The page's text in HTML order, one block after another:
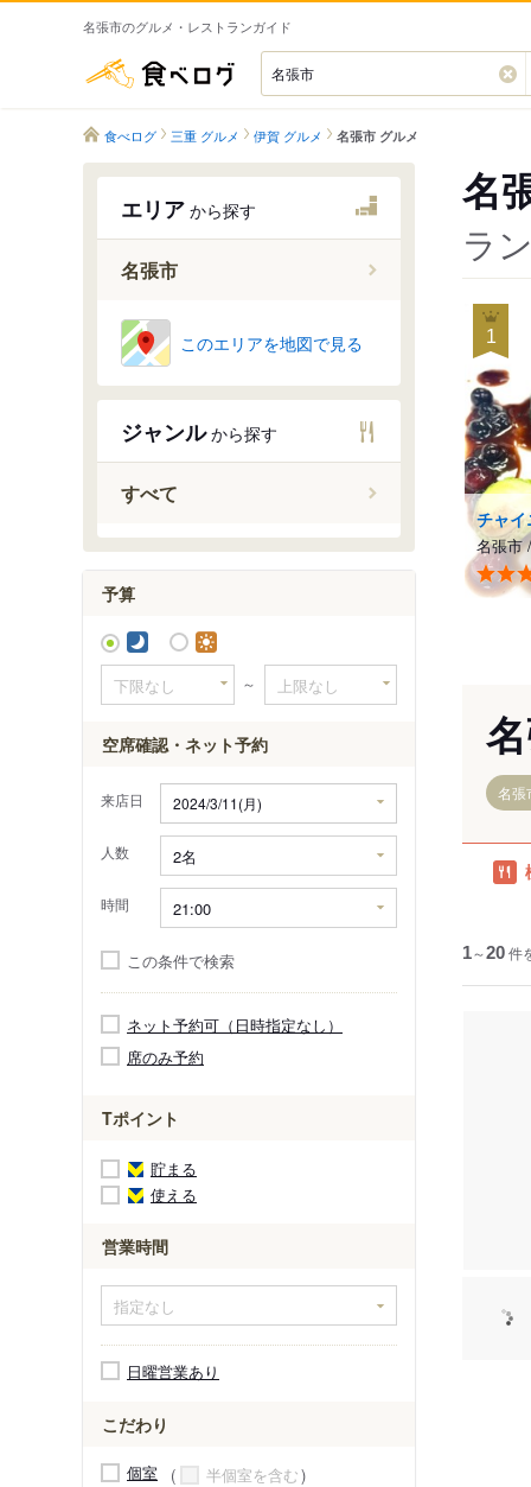
名張市のグルメ・レストランガイド
食べログ
食べログ 三重 グルメ 伊賀 グルメ 名張市 グルメ
エリア から探す
名張市
赤目口駅
名張駅
桔梗が
美旗駅
このエリアを地図で見る
ジャンルから探す
すべて
予算
～
空席確認・ネット予約
来店日
人数
時間
この条件で検索
ネット予約可（日時指定なし）
席のみ予約
Tポイント
貯まる
使える
営業時間
日曜営業あり
こだわり
個室
半個室を含む
名
ラ
1
チャ
名張市 /
名張
1～20件